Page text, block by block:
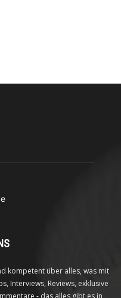
kompetent über alles, was mit
Interviews, Reviews, exklusive
- das alles gibt es in